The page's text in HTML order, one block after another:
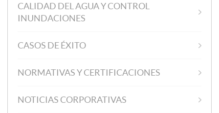
CALIDAD DEL AGUA Y CONTROL
INUNDACIONES
CASOS DE ÉXITO
NORMATIVAS Y CERTIFICACIONES
NOTICIAS CORPORATIVAS